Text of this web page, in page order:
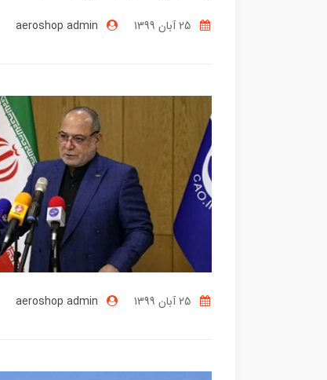
aeroshop admin
aeroshop admin